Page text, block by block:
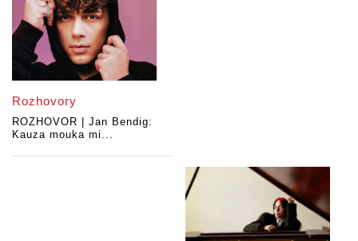
Rozhovory
ROZHOVOR | Jan Bendig:
Kauza mouka mi...